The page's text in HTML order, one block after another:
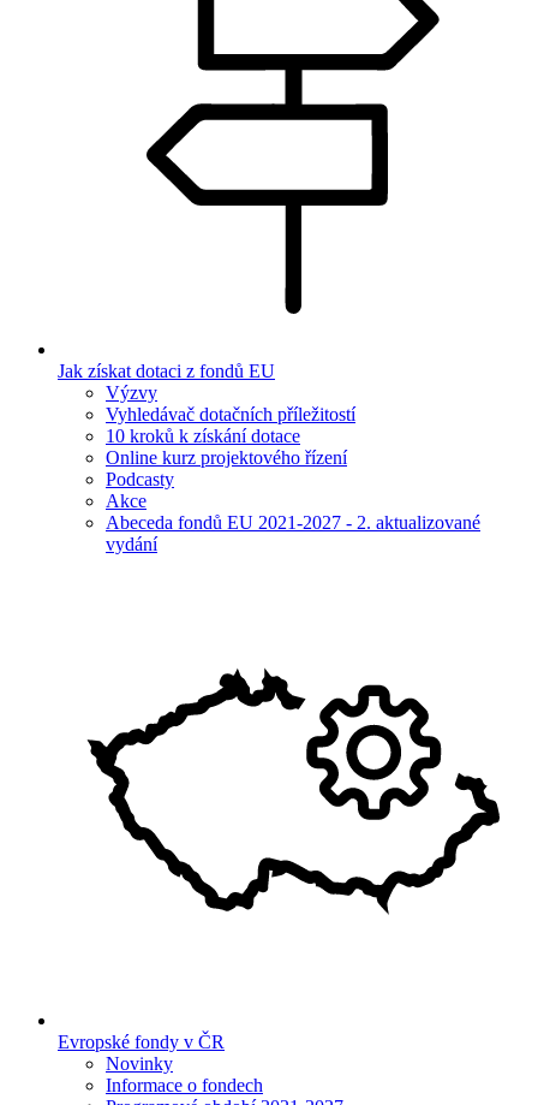
Jak získat dotaci z fondů EU
Výzvy
Vyhledávač dotačních příležitostí
10 kroků k získání dotace
Online kurz projektového řízení
Podcasty
Akce
Abeceda fondů EU 2021-2027 - 2. aktualizované
vydání
Evropské fondy v ČR
Novinky
Informace o fondech